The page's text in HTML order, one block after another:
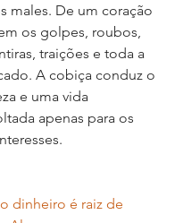
males. De um coração
os golpes, roubos,
traições e toda a
A cobiça conduz o
e uma vida
apenas para os
dinheiro é raiz de